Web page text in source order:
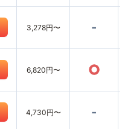
3,278円〜 -
6,820円〜 ○
4,730円〜 -